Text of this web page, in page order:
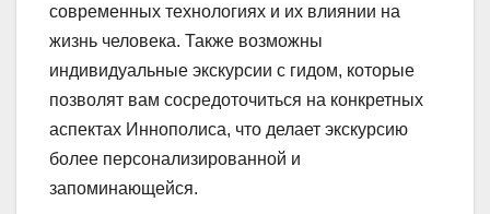
современных технологиях и их влиянии на
жизнь человека. Также возможны
индивидуальные экскурсии с гидом, которые
позволят вам сосредоточиться на конкретных
аспектах Иннополиса, что делает экскурсию
более персонализированной и
запоминающейся.